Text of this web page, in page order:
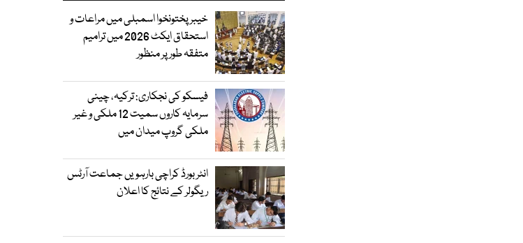
خیبرپختونخوا اسمبلی میں مراعات و
استحقاق ایکٹ 2026 میں ترامیم
متفقہ طور پر منظور
فیسکو کی نجکاری: ترکیہ، چینی
سرمایہ کاروں سمیت 12 ملکی و غیر
ملکی گروپ میدان میں
انٹر بورڈ کراچی بارہویں جماعت آرٹس
ریگولر کے نتائج کا اعلان